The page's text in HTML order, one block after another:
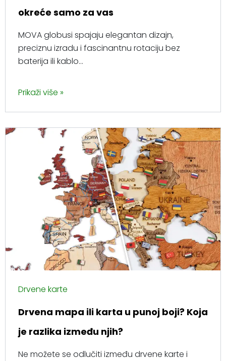
okreće samo za vas
MOVA globusi spajaju elegantan dizajn,
preciznu izradu i fascinantnu rotaciju bez
baterija ili kablo...
Prikaži više »
Drvene karte
Drvena mapa ili karta u punoj boji? Koja
je razlika između njih?
Ne možete se odlučiti između drvene karte i